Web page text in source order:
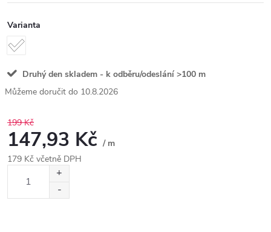
Varianta
Druhý den skladem - k odběru/odeslání >100 m
10.8.2026
199 Kč
147,93 Kč / m
179 Kč včetně DPH